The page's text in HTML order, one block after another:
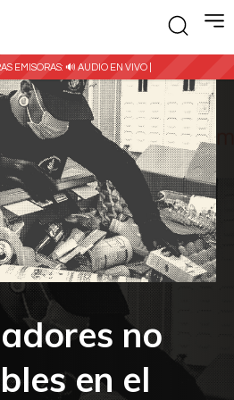
EMISORAS: 🔊 AUDIO EN VIVO |
no
en el